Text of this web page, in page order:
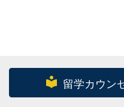
local_library 留学カウン